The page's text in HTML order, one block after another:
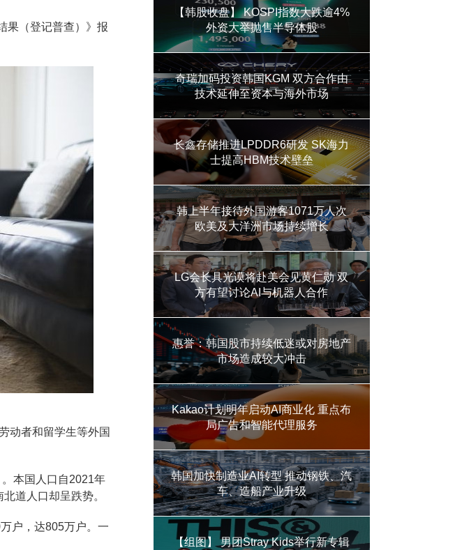
果（登记普查）》报
动者和留学生等外国
本国人口自2021年
道人口却呈跌势。
户，达805万户。一
【韩股收盘】 KOSPI指数大跌逾4%
外资大举抛售半导体股
奇瑞加码投资韩国KGM 双方合作由
技术延伸至资本与海外市场
长鑫存储推进LPDDR6研发 SK海力
士提高HBM技术壁垒
韩上半年接待外国游客1071万人次
欧美及大洋洲市场持续增长
LG会长具光谟将赴美会见黄仁勋 双
方有望讨论AI与机器人合作
惠誉：韩国股市持续低迷或对房地产
市场造成较大冲击
Kakao计划明年启动AI商业化 重点布
局广告和智能代理服务
韩国加快制造业AI转型 推动钢铁、汽
车、造船产业升级
【组图】 男团Stray Kids举行新专辑